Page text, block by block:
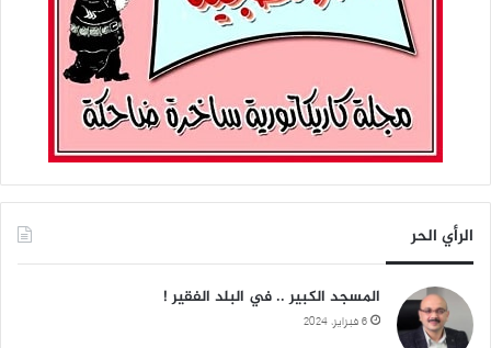
الرأي الحر
المسجد الكبير .. في البلد الفقير !
6 فبراير، 2024